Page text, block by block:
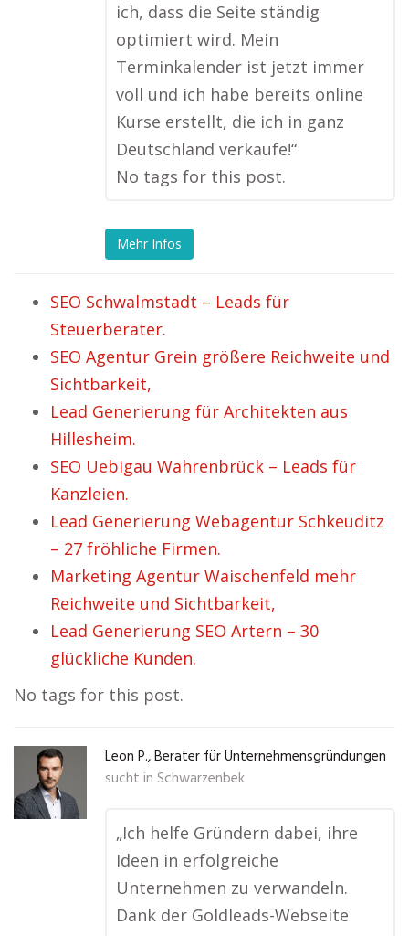
ich, dass die Seite ständig
optimiert wird. Mein
Terminkalender ist jetzt immer
voll und ich habe bereits online
Kurse erstellt, die ich in ganz
Deutschland verkaufe!“
No tags for this post.
Mehr Infos
SEO Schwalmstadt – Leads für
Steuerberater.
SEO Agentur Grein größere Reichweite und
Sichtbarkeit,
Lead Generierung für Architekten aus
Hillesheim.
SEO Uebigau Wahrenbrück – Leads für
Kanzleien.
Lead Generierung Webagentur Schkeuditz
– 27 fröhliche Firmen.
Marketing Agentur Waischenfeld mehr
Reichweite und Sichtbarkeit,
Lead Generierung SEO Artern – 30
glückliche Kunden.
No tags for this post.
Leon P., Berater für Unternehmensgründungen
sucht in Schwarzenbek
„Ich helfe Gründern dabei, ihre
Ideen in erfolgreiche
Unternehmen zu verwandeln.
Dank der Goldleads-Webseite